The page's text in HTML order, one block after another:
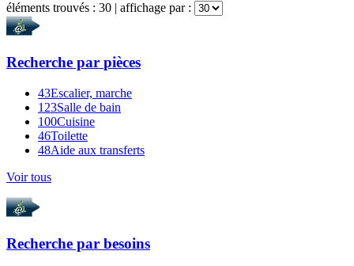
éléments trouvés : 30 | affichage par :
Recherche par pièces
43Escalier, marche
123Salle de bain
100Cuisine
46Toilette
48Aide aux transferts
Voir tous
Recherche par besoins